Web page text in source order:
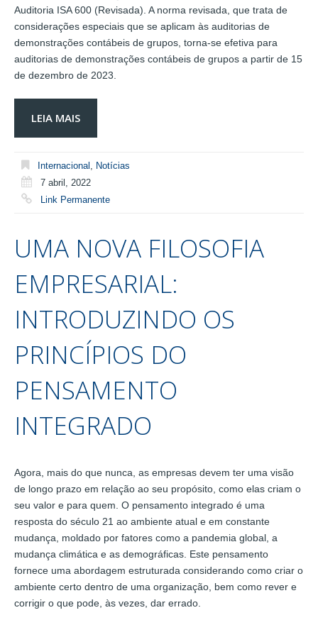
Auditoria ISA 600 (Revisada). A norma revisada, que trata de
considerações especiais que se aplicam às auditorias de
demonstrações contábeis de grupos, torna-se efetiva para
auditorias de demonstrações contábeis de grupos a partir de 15
de dezembro de 2023.
LEIA MAIS
Internacional
Notícias
7 abril, 2022
Link Permanente
UMA NOVA FILOSOFIA
EMPRESARIAL:
INTRODUZINDO OS
PRINCÍPIOS DO
PENSAMENTO
INTEGRADO
Agora, mais do que nunca, as empresas devem ter uma visão
de longo prazo em relação ao seu propósito, como elas criam o
seu valor e para quem. O pensamento integrado é uma
resposta do século 21 ao ambiente atual e em constante
mudança, moldado por fatores como a pandemia global, a
mudança climática e as demográficas. Este pensamento
fornece uma abordagem estruturada considerando como criar o
ambiente certo dentro de uma organização, bem como rever e
corrigir o que pode, às vezes, dar errado.